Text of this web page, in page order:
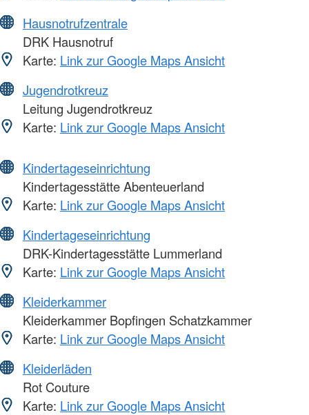
Hausnotrufzentrale
DRK Hausnotruf
Karte: Link zur Google Maps Ansicht
Jugendrotkreuz
Leitung Jugendrotkreuz
Karte: Link zur Google Maps Ansicht
Kindertageseinrichtung
Kindertagesstätte Abenteuerland
Karte: Link zur Google Maps Ansicht
Kindertageseinrichtung
DRK-Kindertagesstätte Lummerland
Karte: Link zur Google Maps Ansicht
Kleiderkammer
Kleiderkammer Bopfingen Schatzkammer
Karte: Link zur Google Maps Ansicht
Kleiderläden
Rot Couture
Karte: Link zur Google Maps Ansicht